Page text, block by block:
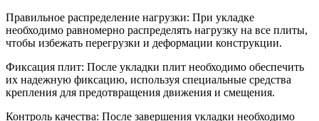
Правильное распределение нагрузки: При укладке
необходимо равномерно распределять нагрузку на все плиты,
чтобы избежать перегрузки и деформации конструкции.
Фиксация плит: После укладки плит необходимо обеспечить
их надежную фиксацию, используя специальные средства
крепления для предотвращения движения и смещения.
Контроль качества: После завершения укладки необходимо